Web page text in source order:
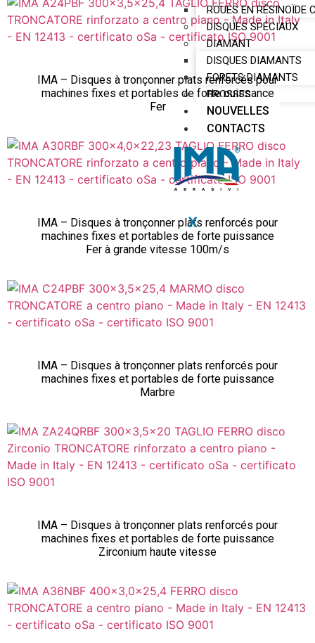
ROUES EN RÉSINOÏDE
DISQUES SPÉCIAUX
DIAMANT
DISQUES DIAMANTS
FORETS DIAMANTS
BROSSES
NOUVELLES
CONTACTS
X
IMA – Disques à tronçonner plats renforcés pour
machines fixes et portables de forte puissance
Fer
IMA – Disques à tronçonner plats renforcés pour
machines fixes et portables de forte puissance
Fer à grande vitesse 100m/s
IMA – Disques à tronçonner plats renforcés pour
machines fixes et portables de forte puissance
Marbre
IMA – Disques à tronçonner plats renforcés pour
machines fixes et portables de forte puissance
Zirconium haute vitesse